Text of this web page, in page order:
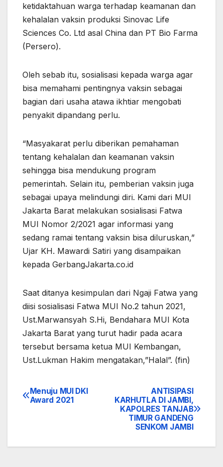
ketidaktahuan warga terhadap keamanan dan
kehalalan vaksin produksi Sinovac Life
Sciences Co. Ltd asal China dan PT Bio Farma
(Persero).
Oleh sebab itu, sosialisasi kepada warga agar
bisa memahami pentingnya vaksin sebagai
bagian dari usaha atawa ikhtiar mengobati
penyakit dipandang perlu.
“Masyakarat perlu diberikan pemahaman
tentang kehalalan dan keamanan vaksin
sehingga bisa mendukung program
pemerintah. Selain itu, pemberian vaksin juga
sebagai upaya melindungi diri. Kami dari MUI
Jakarta Barat melakukan sosialisasi Fatwa
MUI Nomor 2/2021 agar informasi yang
sedang ramai tentang vaksin bisa diluruskan,”
Ujar KH. Mawardi Satiri yang disampaikan
kepada GerbangJakarta.co.id
Saat ditanya kesimpulan dari Ngaji Fatwa yang
diisi sosialisasi Fatwa MUI No.2 tahun 2021,
Ust.Marwansyah S.Hi, Bendahara MUI Kota
Jakarta Barat yang turut hadir pada acara
tersebut bersama ketua MUI Kembangan,
Ust.Lukman Hakim mengatakan,”Halal”. (fin)
Navigasi
ANTISIPASI
KARHUTLA DI JAMBI,
KAPOLRES TANJAB
TIMUR GANDENG
SENKOM JAMBI
Menuju MUI DKI
Award 2021